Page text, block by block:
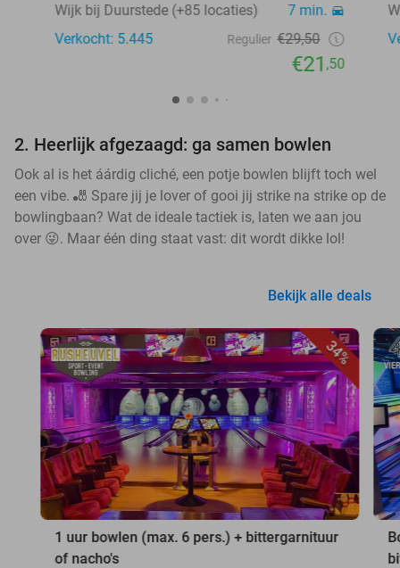
Wijk bij Duurstede (+85 locaties)
7 min.
Verkocht: 5.445
Regulier €29,50
€21,50
2. Heerlijk afgezaagd: ga samen bowlen
Ook al is het áárdig cliché, een potje bowlen blijft toch wel
een vibe. 🎳 Spare jij je lover of gooi jij strike na strike op de
bowlingbaan? Wat de ideale tactiek is, laten we aan jou
over 😜. Maar één ding staat vast: dit wordt dikke lol!
Bekijk alle deals
34%
1 uur bowlen (max. 6 pers.) + bittergarnituur
of nacho's